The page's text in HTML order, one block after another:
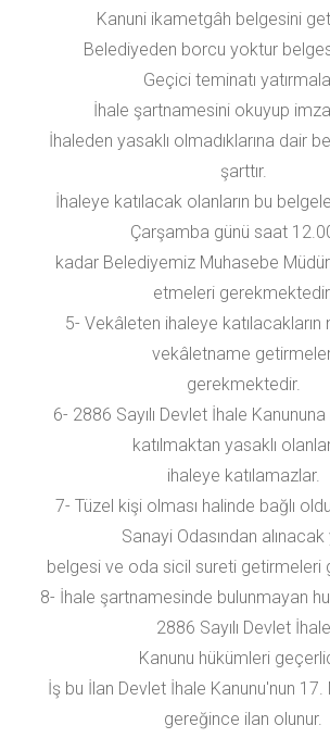
Kanuni ikametgâh belgesini
Belediyeden borcu yoktur
Geçici teminatı
İhale şartnamesini okuyup
İhaleden yasaklı olmadıklarına dair
şarttır.
İhaleye katılacak olanların bu
Çarşamba günü saat
kadar Belediyemiz Muhasebe
etmeleri
5- Vekâleten ihaleye
vekâletname
gerekmektedir.
6- 2886 Sayılı Devlet İhale
katılmaktan yasaklı
ihaleye katılamazlar.
7- Tüzel kişi olması halinde bağlı
Sanayi Odasından
belgesi ve oda sicil sureti getirmeleri
8- İhale şartnamesinde bulunmayan
2886 Sayılı Devlet İhale
Kanunu hükümleri
İş bu İlan Devlet İhale Kanunu'nun
gereğince ilan olunur.